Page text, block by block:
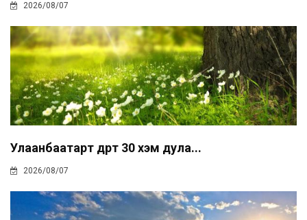
2026/08/07
Улаанбаатарт өдөртөө 30 хэм дула...
2026/08/07